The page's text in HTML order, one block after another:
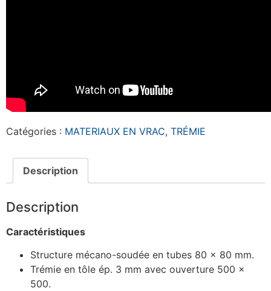
Catégories : MATERIAUX EN VRAC, TRÉMIE
Description
Description
Caractéristiques
Structure mécano-soudée en tubes 80 x 80 mm.
Trémie en tôle ép. 3 mm avec ouverture 500 x
500.